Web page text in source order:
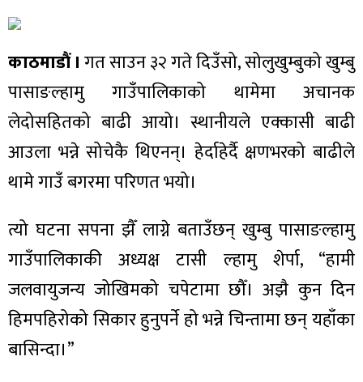
काठमाडौं ।गत साउन ३२ गते दिउँसो, सोलुखुम्बुको खुम्बु
पासाङल्हामु गाउँपालिकाको थामेमा अचानक
लेदोसहितको बाढी आयो। स्थानीयले एक्कासी बाढी
आउला भन्ने सोचेकै थिएनन्। हेर्दाहेर्दै क्षणभरको बाढीले
थामे गाउँ बगरमा परिणत भयो।
त्यो घटना सपना झैँ लाग्ने बताउँछन् खुम्बु पासाङल्हामु
गाउँपालिकाकी अध्यक्ष टासी ल्हामु शेर्पा, “हामी
जलवायुजन्य जोखिमको चपेटामा छौँ। अझै कुन दिन
हिमपहिरोको सिकार हुनुपर्ने हो भन्ने चिन्तामा छन् यहाँका
बासिन्दा।”